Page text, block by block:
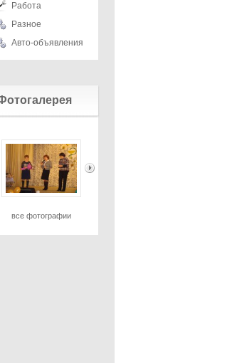
Работа
Разное
Авто-объявления
все фотографии